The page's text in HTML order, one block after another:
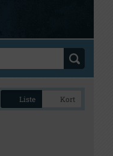
Liste Kort